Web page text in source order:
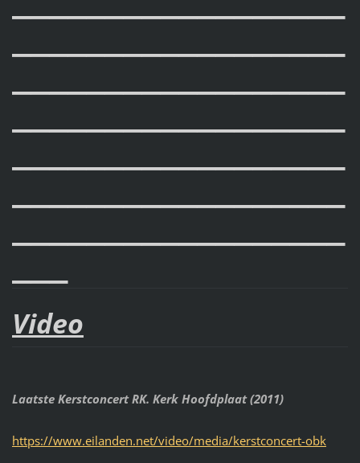
__________________
__________________
__________________
__________________
__________________
__________________
___
Video
Laatste Kerstconcert RK. Kerk Hoofdplaat (2011)
https://www.eilanden.net/video/media/kerstconcert-obk